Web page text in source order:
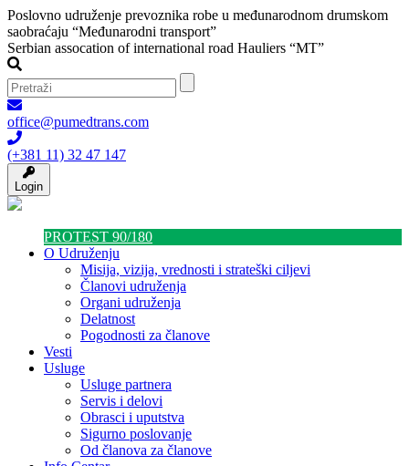
Poslovno udruženje prevoznika robe u međunarodnom drumskom
saobraćaju “Međunarodni transport”
Serbian assocation of international road Hauliers “MT”
office@pumedtrans.com
(+381 11) 32 47 147
Login
PROTEST 90/180
O Udruženju
Misija, vizija, vrednosti i strateški ciljevi
Članovi udruženja
Organi udruženja
Delatnost
Pogodnosti za članove
Vesti
Usluge
Usluge partnera
Servis i delovi
Obrasci i uputstva
Sigurno poslovanje
Od članova za članove